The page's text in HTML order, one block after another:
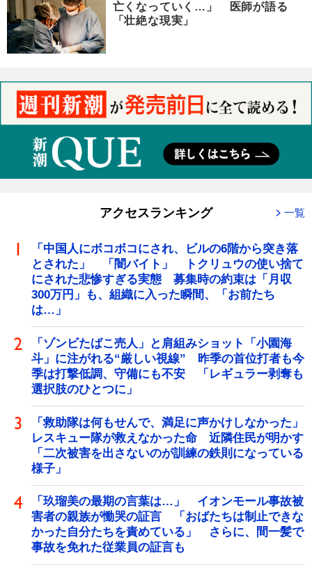
亡くなっていく…」 医師が語る
「壮絶な現実」
アクセスランキング 一覧
「中国人にボコボコにされ、ビルの6階から突き落
とされた」 「闇バイト」 トクリュウの使い捨て
にされた悲惨すぎる実態 募集時の約束は「月収
300万円」も、組織に入った瞬間、「お前たち
は…」
「ゾンビたばこ売人」と肩組みショット「小園海
斗」に注がれる“厳しい視線” 昨季の首位打者も今
季は打撃低調、守備にも不安 「レギュラー剥奪も
選択肢のひとつに」
「救助隊は何もせんで、満足に声かけしなかった」
レスキュー隊が救えなかった命 近隣住民が明かす
「二次被害を出さないのが訓練の鉄則になっている
様子」
「玖瑠美の最期の言葉は…」 イオンモール事故被
害者の親族が慟哭の証言 「おばたちは制止できな
かった自分たちを責めている」 さらに、間一髪で
事故を免れた従業員の証言も